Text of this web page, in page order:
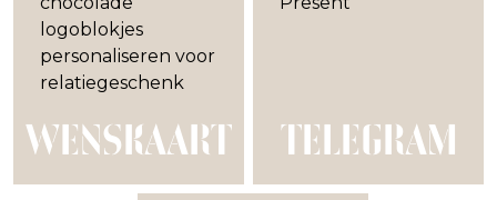
WENSKAART
TELEGRAM